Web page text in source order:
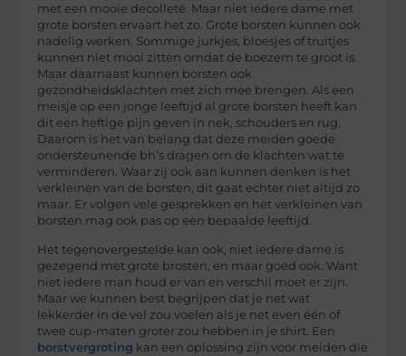
met een mooie decolleté. Maar niet iedere dame met
grote borsten ervaart het zo. Grote borsten kunnen ook
nadelig werken. Sommige jurkjes, bloesjes of truitjes
kunnen niet mooi zitten omdat de boezem te groot is.
Maar daarnaast kunnen borsten ook
gezondheidsklachten met zich mee brengen. Als een
meisje op een jonge leeftijd al grote borsten heeft kan
dit een heftige pijn geven in nek, schouders en rug.
Daarom is het van belang dat deze meiden goede
ondersteunende bh’s dragen om de klachten wat te
verminderen. Waar zij ook aan kunnen denken is het
verkleinen van de borsten, dit gaat echter niet altijd zo
maar. Er volgen vele gesprekken en het verkleinen van
borsten mag ook pas op een bepaalde leeftijd.
Het tegenovergestelde kan ook, niet iedere dame is
gezegend met grote brosten, en maar goed ook. Want
niet iedere man houd er van en verschil moet er zijn.
Maar we kunnen best begrijpen dat je net wat
lekkerder in de vel zou voelen als je net even één of
twee cup-maten groter zou hebben in je shirt. Een
borstvergroting kan een oplossing zijn voor meiden die